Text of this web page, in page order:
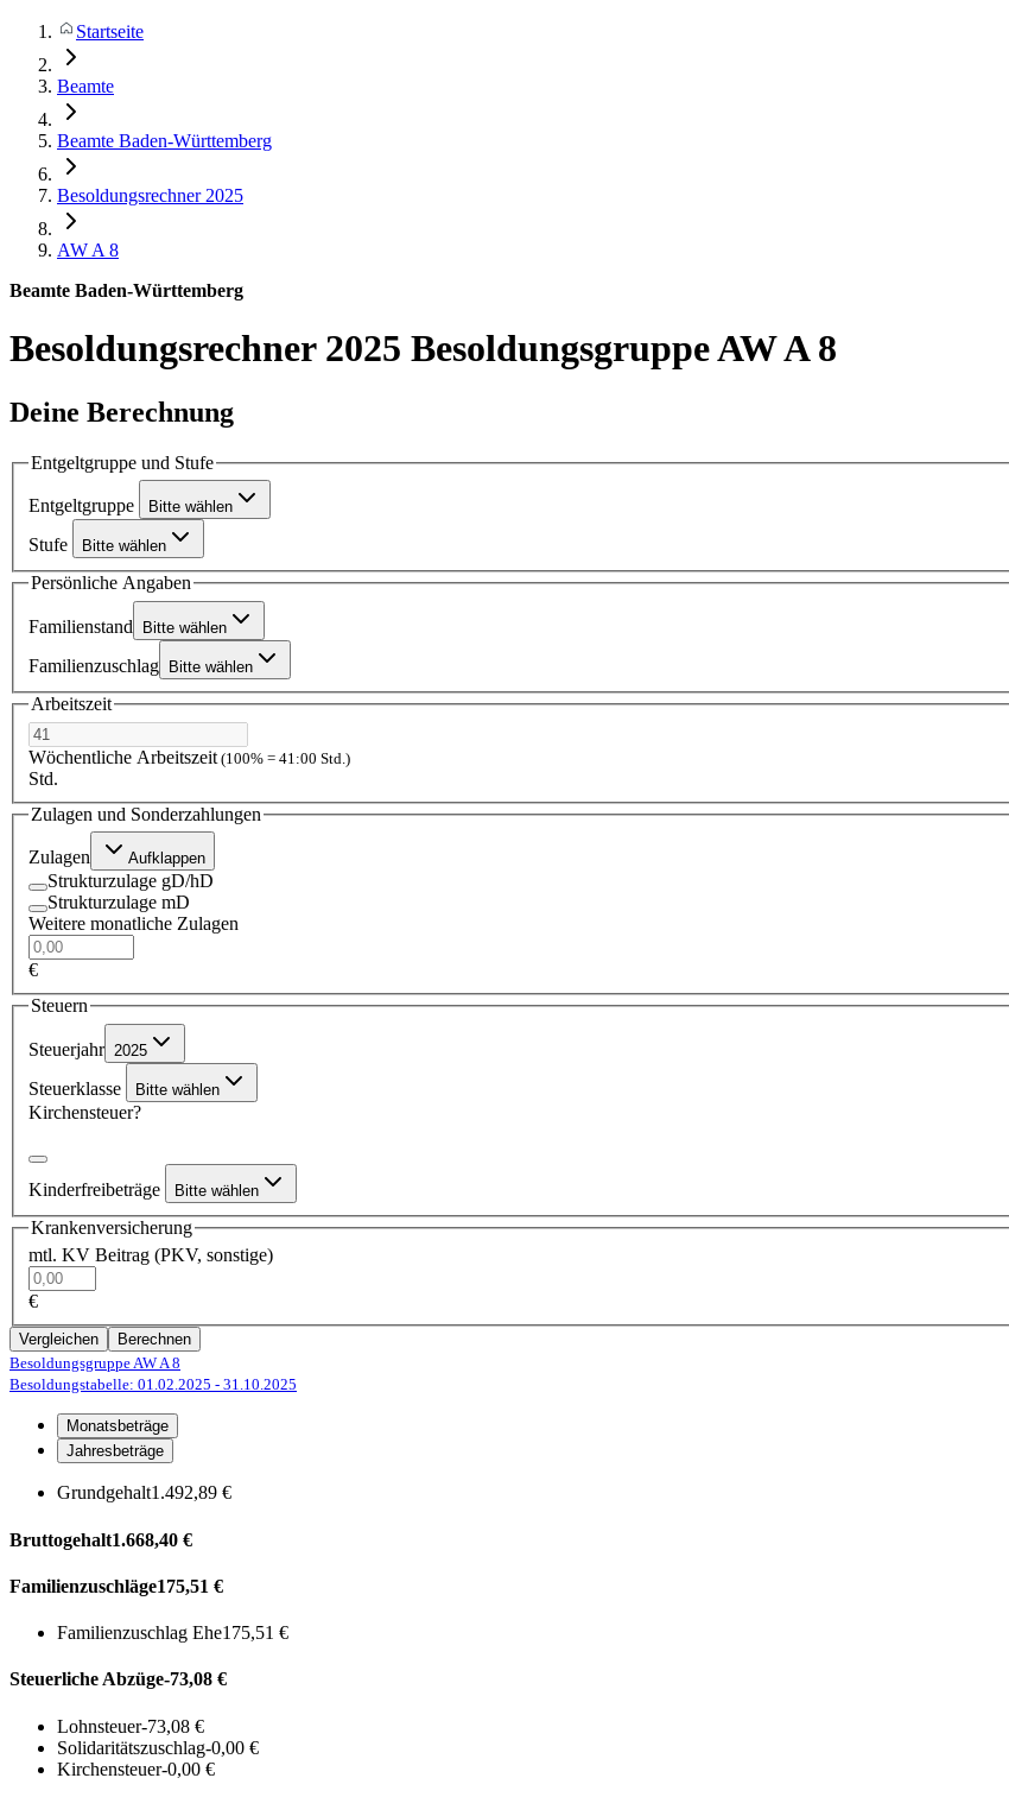
Startseite
Beamte
Beamte Baden-Württemberg
Besoldungsrechner 2025
AW A 8
Beamte Baden-Württemberg
Besoldungsrechner 2025 Besoldungsgruppe AW A 8
Deine Berechnung
Entgeltgruppe und Stufe
Entgeltgruppe Bitte wählen
Stufe Bitte wählen
Persönliche Angaben
Familienstand Bitte wählen
Familienzuschlag Bitte wählen
Arbeitszeit
Wöchentliche Arbeitszeit (100% = 41:00 Std.)
Std.
Zulagen und Sonderzahlungen
Zulagen Aufklappen
Strukturzulage gD/hD
Strukturzulage mD
Weitere monatliche Zulagen
€
Steuern
Steuerjahr 2025
Steuerklasse Bitte wählen
Kirchensteuer?
Kinderfreibeträge Bitte wählen
Krankenversicherung
mtl. KV Beitrag (PKV, sonstige)
€
Vergleichen
Berechnen
Besoldungsgruppe AW A 8
Besoldungstabelle: 01.02.2025 - 31.10.2025
Monatsbeträge
Jahresbeträge
Grundgehalt1.492,89 €
Bruttogehalt1.668,40 €
Familienzuschläge175,51 €
Familienzuschlag Ehe175,51 €
Steuerliche Abzüge-73,08 €
Lohnsteuer-73,08 €
Solidaritätszuschlag-0,00 €
Kirchensteuer-0,00 €